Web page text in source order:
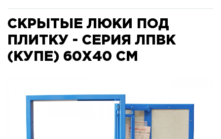
СКРЫТЫЕ ЛЮКИ ПОД
ПЛИТКУ - СЕРИЯ ЛПВК
(КУПЕ) 60X40 СМ